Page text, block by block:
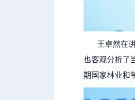
王卓然在讲
也客观分析了
期国家林业和